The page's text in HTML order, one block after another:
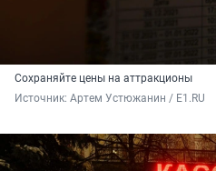
Сохраняйте цены на аттракционы
Источник: Артем Устюжанин / E1.RU